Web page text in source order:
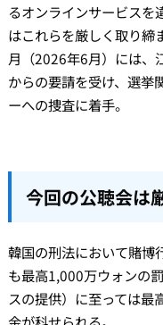
るオンラインサービスを
はこれらを厳しく取り締
月（2026年6月）には、
からの要請を受け、選挙
ーへの捜査に着手。
今回の公聴会は
韓国の刑法において賭博
も最高1,000万ウォンの
スの提供）に至っては